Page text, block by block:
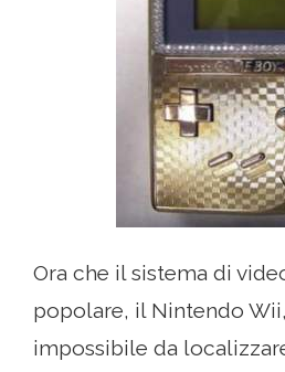
Ora che il sistema di
popolare, il Nintendo
impossibile da